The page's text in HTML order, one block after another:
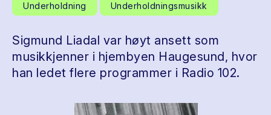
Underholdning Underholdningsmusikk
Sigmund Liadal var høyt ansett som
musikkjenner i hjembyen Haugesund, hvor
han ledet flere programmer i Radio 102.